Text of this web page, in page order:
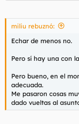
miliu rebuznó:
Echar de menos no.
Pero sí hay una con
Pero bueno, en el
adecuada.
Me pasaron cosas
dado vueltas al